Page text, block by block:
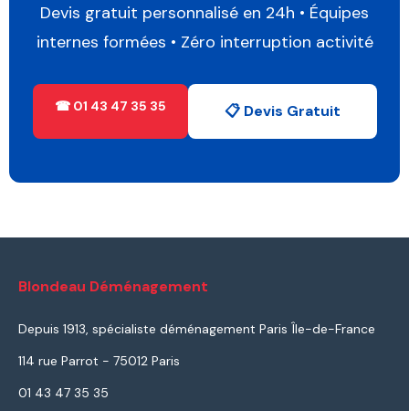
Devis gratuit personnalisé en 24h • Équipes
internes formées • Zéro interruption activité
☎ 01 43 47 35 35 📋 Devis Gratuit
Blondeau Déménagement
Depuis 1913, spécialiste déménagement Paris Île-de-France
114 rue Parrot - 75012 Paris
01 43 47 35 35